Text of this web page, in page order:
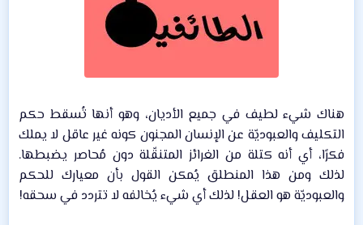
هناك شيء لطيف في جميع الأديان، وهو أنها تُسقط حكم
التكليف والعبوديّة عن الإنسان المجنون كونه غير عاقل لا يملك
فكرًا، أي أنه كتلة من الغرائز المتنقّلة دون مُحاصر يضبطها.
لذلك ومن هذا المنطلق يُمكن القول بأن معيارك للحكم
والعبوديّة هو العقل! لذلك أي شيء يُخالفه لا تتردد في سحقه!​